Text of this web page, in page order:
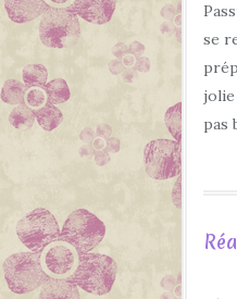
se
jolie
pas